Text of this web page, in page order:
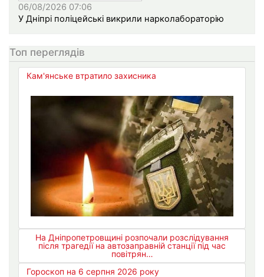
06/08/2026 07:06
У Дніпрі поліцейські викрили нарколабораторію
Топ переглядів
Кам'янське втратило захисника
На Дніпропетровщині розпочали розслідування
після трагедії на автозаправній станції під час
повітрян…
Гороскоп на 6 серпня 2026 року